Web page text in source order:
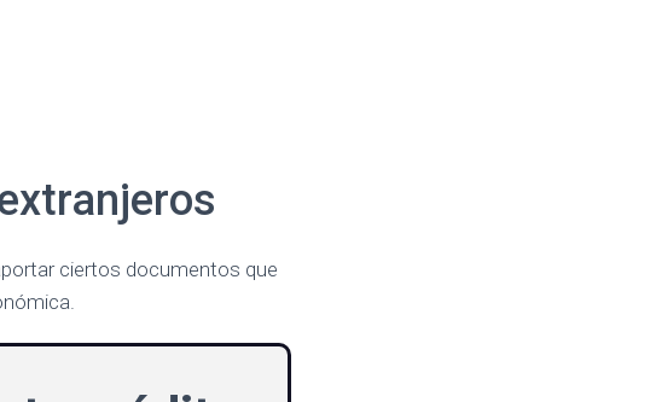
ciertos documentos que